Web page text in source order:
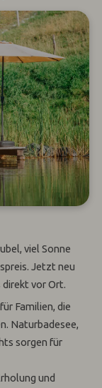
viel Sonne
Jetzt neu
vor Ort.
Familien, die
Naturbadesee,
sorgen für
und